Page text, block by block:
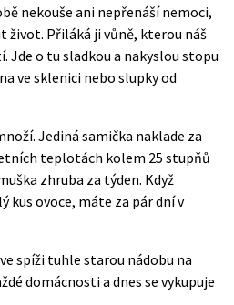
nekouše ani nepřenáší nemoci,
život. Přiláká ji vůně, kterou náš
Jde o tu sladkou a nakyslou stopu
ve sklenici nebo slupky od
Jediná samička naklade za
teplotách kolem 25 stupňů
zhruba za týden. Když
kus ovoce, máte za pár dní v
spíži tuhle starou nádobu na
domácnosti a dnes se vykupuje